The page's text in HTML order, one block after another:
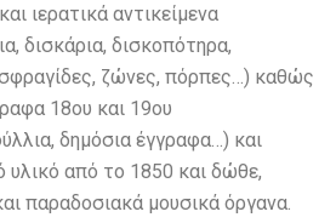
ιερατικά αντικείμενα
δισκάρια, δισκοπότηρα,
σφραγίδες, ζώνες, πόρπες…) καθώς
18ου και 19ου
δημόσια έγγραφα…) και
από το 1850 και δώθε,
παραδοσιακά μουσικά όργανα.